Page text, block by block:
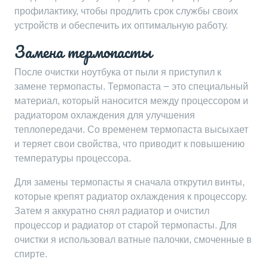
профилактику, чтобы продлить срок службы своих
устройств и обеспечить их оптимальную работу.
Замена термопасты
После очистки ноутбука от пыли я приступил к
замене термопасты. Термопаста ౼ это специальный
материал, который наносится между процессором и
радиатором охлаждения для улучшения
теплопередачи. Со временем термопаста высыхает
и теряет свои свойства, что приводит к повышению
температуры процессора.
Для замены термопасты я сначала открутил винты,
которые крепят радиатор охлаждения к процессору.
Затем я аккуратно снял радиатор и очистил
процессор и радиатор от старой термопасты. Для
очистки я использовал ватные палочки, смоченные в
спирте.